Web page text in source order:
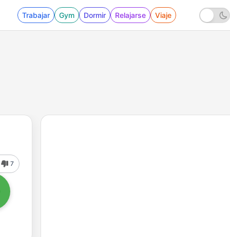
Trabajar Gym Dormir Relajarse Viaje
7